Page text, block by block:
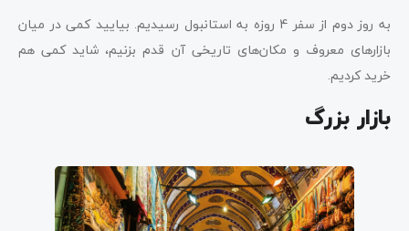
به روز دوم از سفر 4 روزه به استانبول رسیدیم. بیایید کمی در میان
بازارهای معروف و مکان‌های تاریخی آن قدم بزنیم، شاید کمی هم
خرید کردیم.
بازار بزرگ